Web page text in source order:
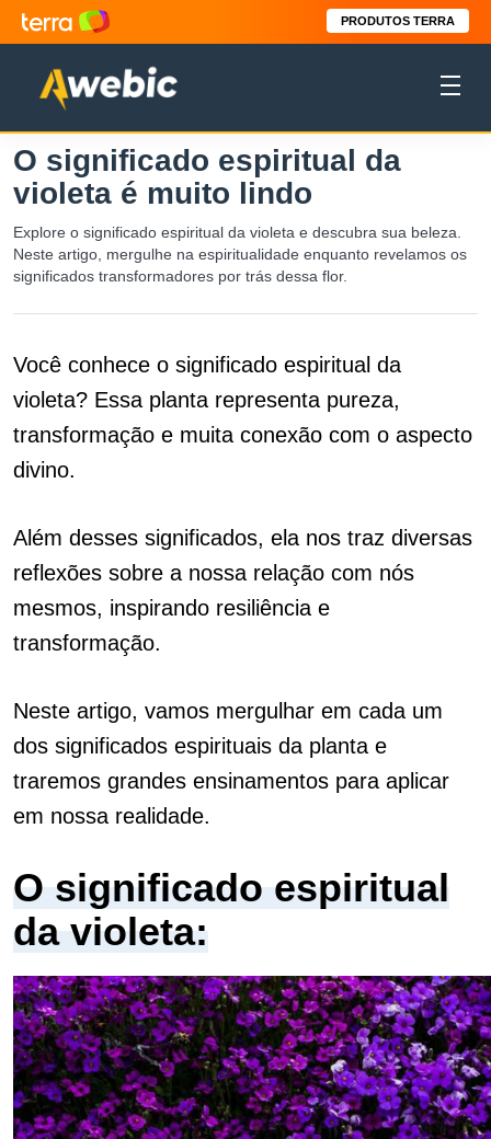
PRODUTOS TERRA
O significado espiritual da
violeta é muito lindo
Explore o significado espiritual da violeta e descubra sua beleza.
Neste artigo, mergulhe na espiritualidade enquanto revelamos os
significados transformadores por trás dessa flor.
Você conhece o significado espiritual da
violeta? Essa planta representa pureza,
transformação e muita conexão com o aspecto
divino.
Além desses significados, ela nos traz diversas
reflexões sobre a nossa relação com nós
mesmos, inspirando resiliência e
transformação.
Neste artigo, vamos mergulhar em cada um
dos significados espirituais da planta e
traremos grandes ensinamentos para aplicar
em nossa realidade.
O significado espiritual
da violeta: